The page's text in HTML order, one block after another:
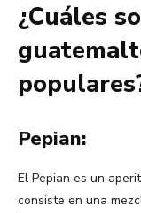
¿Cuáles
Pepian:
El Pepian es un
consiste en una